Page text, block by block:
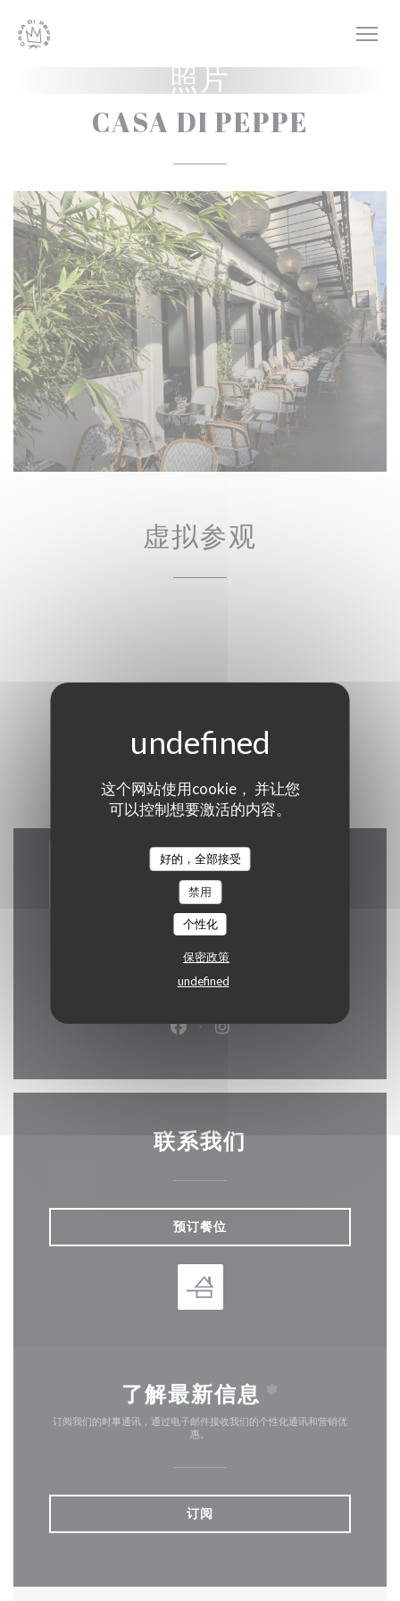
这个网站使用cookie， 并让您
可以控制想要激活的内容。
好的，全部接受
禁用
个性化
保密政策
undefined
照片
CASA DI PEPPE
虚拟参观
地图和联系方式
222, rue St Jacques 75005 Paris
Facebook ((在新窗口中打开))
Instagram ((在新窗口中
联系我们
预订餐位
了解最新信息 *
订阅我们的时事通讯，通过电子邮件接收我们的个性化通讯和营销优
惠。
订阅